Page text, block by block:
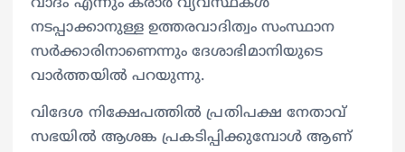
വാദം എന്നും കരാർ വ്യവസ്ഥകൾ
നടപ്പാക്കാനുള്ള ഉത്തരവാദിത്വം സംസ്ഥാന
സർക്കാരിനാണെന്നും ദേശാഭിമാനിയുടെ
വാർത്തയിൽ പറയുന്നു.
വിദേശ നിക്ഷേപത്തിൽ പ്രതിപക്ഷ നേതാവ്
സഭയിൽ ആശങ്ക പ്രകടിപ്പിക്കുമ്പോൾ ആണ്